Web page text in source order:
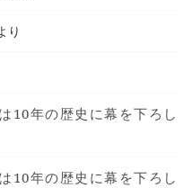
り
10年の歴史に幕を下ろし
10年の歴史に幕を下ろし